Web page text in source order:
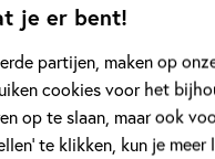
je er bent!
partijen, maken op
cookies voor het
op te slaan, maar ook
te klikken, kun je
ervan vond? Lees